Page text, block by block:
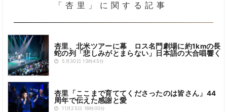
「杏里」に関する記事
杏里、北米ツアーに幕 ロス名門劇場に約1kmの長
蛇の列「悲しみがとまらない」日本語の大合唱響く
5月30日 13時45分
杏里「ここまで育ててくださったのは皆さん」44
周年で伝えた感謝と愛
11月25日 18時00分